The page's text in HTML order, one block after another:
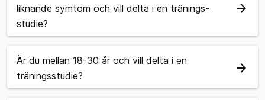
liknande symtom och vill delta i en tränings-
studie?
arrow_forward
Är du mellan 18-30 år och vill delta i en
träningsstudie?
arrow_forward